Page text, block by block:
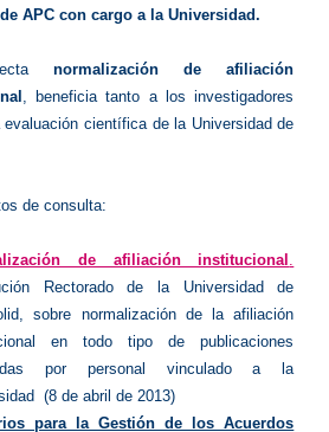
APC con cargo a la Universidad.
normalización de afiliación
, beneficia tanto a los investigadores
científica de la Universidad de
de consulta:
de afiliación institucional .
Rectorado de la Universidad de
sobre normalización de la afiliación
en todo tipo de publicaciones
por personal vinculado a la
(8 de abril de 2013)
para la Gestión de los Acuerdos